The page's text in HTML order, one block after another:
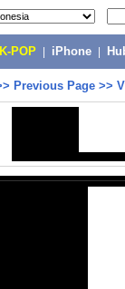
K-POP iPhone
Previous Page >>